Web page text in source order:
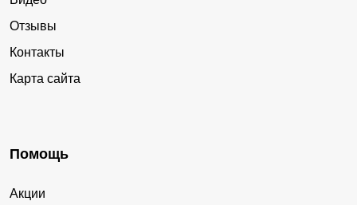
Отзывы
Контакты
Карта сайта
Помощь
Акции